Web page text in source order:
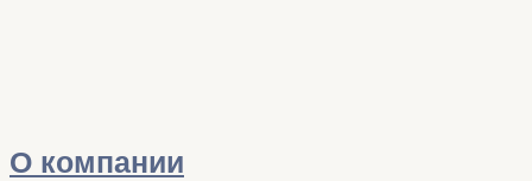
О компании